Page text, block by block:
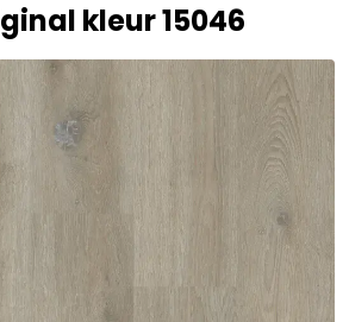
kleur 15046